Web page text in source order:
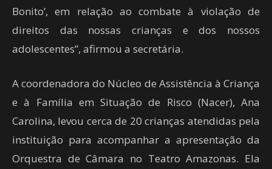
Bonito’, em relação ao combate à violação de
direitos das nossas crianças e dos nossos
adolescentes”, afirmou a secretária.
A coordenadora do Núcleo de Assistência à Criança
e à Família em Situação de Risco (Nacer), Ana
Carolina, levou cerca de 20 crianças atendidas pela
instituição para acompanhar a apresentação da
Orquestra de Câmara no Teatro Amazonas. Ela